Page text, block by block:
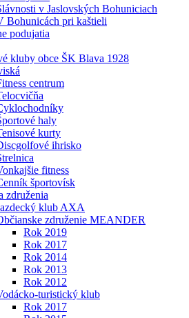
v Jaslovských Bohuniciach
Bohunicách pri kaštieli
podujatia
kluby obce ŠK Blava 1928
centrum
haly
kurty
ihrisko
fitness
športovísk
združenia
klub AXA
združenie MEANDER
Rok 2019
Rok 2017
Rok 2014
Rok 2013
Rok 2012
turistický klub
Rok 2017